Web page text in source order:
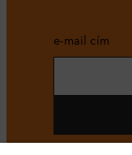
e-mail cím